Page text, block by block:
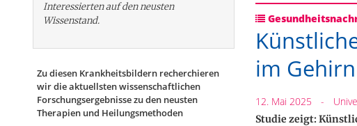
Interessierten auf den neusten
Wissenstand.
Zu diesen Krankheitsbildern recherchieren
wir die aktuellsten wissenschaftlichen
Forschungs­ergebnisse zu den neusten
Therapien und Heilungsmethoden
im
12. Mai 2025 -
Studie zeigt: